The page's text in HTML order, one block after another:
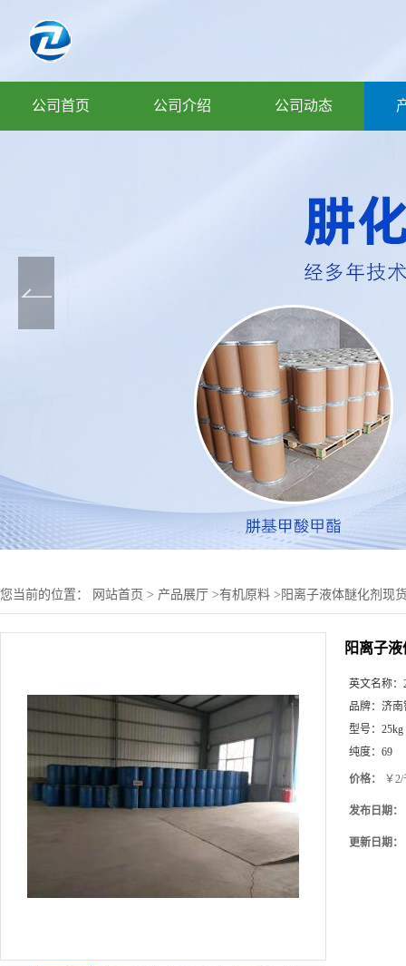
公司首页 公司介绍 公司动态
您当前的位置： 网站首页 > 产品展厅 >有机原料 > 阳离子液体醚化剂现
阳离子
英文名称：
品牌： 济南
型号： 25kg
纯度： 69
价格： ￥
发布日期：
更新日期：